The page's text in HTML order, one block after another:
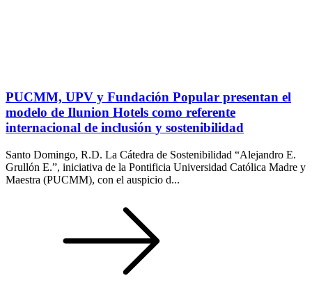
PUCMM, UPV y Fundación Popular presentan el
modelo de Ilunion Hotels como referente
internacional de inclusión y sostenibilidad
Santo Domingo, R.D. La Cátedra de Sostenibilidad “Alejandro E.
Grullón E.”, iniciativa de la Pontificia Universidad Católica Madre y
Maestra (PUCMM), con el auspicio d...